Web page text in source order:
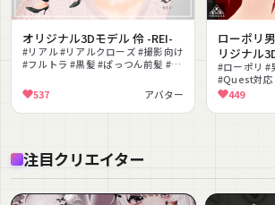
オリジナル3Dモデル 伶 -REI-
#リアル #リアルクローズ #撮影向け
#フルトラ #黒髪 #ぱっつん前髪 #ニ
ぽい537 アバター
ローポリ
リジナル
#ローポリ #
#Quest対応
魔 #赤髪 #シ
449
注目クリエイター